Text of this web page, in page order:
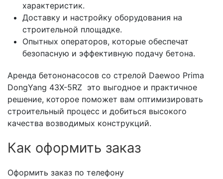
характеристик.
Доставку и настройку оборудования на
строительной площадке.
Опытных операторов, которые обеспечат
безопасную и эффективную подачу бетона.
Аренда бетононасосов со стрелой Daewoo Prima
DongYang 43X-5RZ это выгодное и практичное
решение, которое поможет вам оптимизировать
строительный процесс и добиться высокого
качества возводимых конструкций.
Как оформить заказ
Оформить заказ по телефону